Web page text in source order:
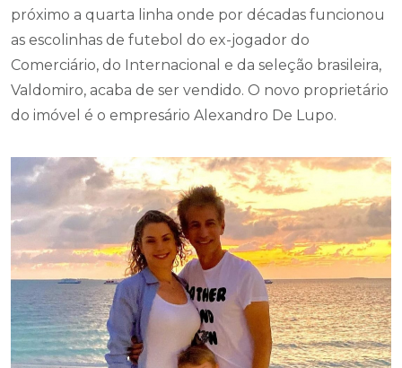
próximo a quarta linha onde por décadas funcionou
as escolinhas de futebol do ex-jogador do
Comerciário, do Internacional e da seleção brasileira,
Valdomiro, acaba de ser vendido. O novo proprietário
do imóvel é o empresário Alexandro De Lupo.